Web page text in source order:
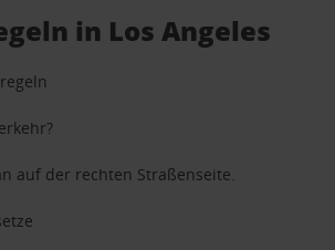
in Los Angeles
auf der rechten Straßenseite.